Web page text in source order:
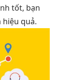
tốt, bạn
quả.